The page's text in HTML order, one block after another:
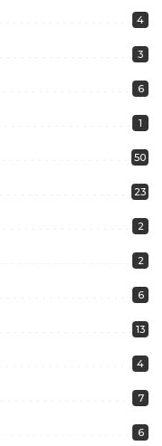
4
3
6
1
50
23
2
2
6
13
4
7
6